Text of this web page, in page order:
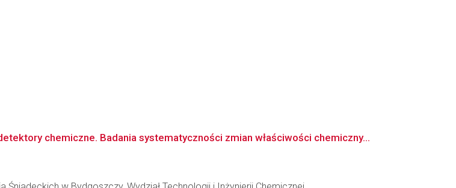
chemiczne. Badania systematyczności zmian właściwości chemiczny...